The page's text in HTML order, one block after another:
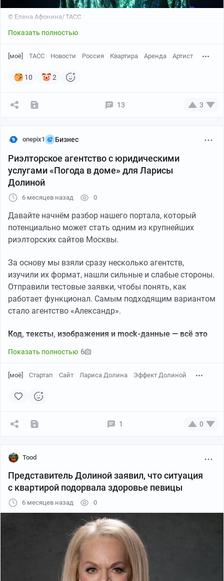
© Елена Афонина/ ТАСС
Показать полностью
[моё] ТАСС Новости Россия Квартира Аренда Артист
10 2
13 3
onepix1 Бизнес
Риэлторское агентство с юридическими
услугами «Погода в доме» для Ларисы
Долиной
6 месяцев назад 0
Давайте начнём разбор нашего портала, который
потенциально может стать одним из крупнейших
риэлторских сайтов Москвы.
За основу мы взяли сразу несколько агентств,
изучили их формат, нашли сильные и слабые стороны.
Отправили тестовые заявки, чтобы понять, как
работает функционал. Самым подходящим вариантом
стало агентство «Александр».
Код, тексты, изображения и mock-данные — всё это
отошла от традиционного «ручного» кодинга и идёт в
сроки разработки и быстрее вносить правки.
сайта сейчас находится на нашем хостинге.
Заглавная страница
Показать полностью 6
[моё] Стартап Сайт Лариса Долина Эффект Долиной
1 0
Tood
Представитель Долиной заявил, что ситуация
с квартирой подорвала здоровье певицы
6 месяцев назад 0